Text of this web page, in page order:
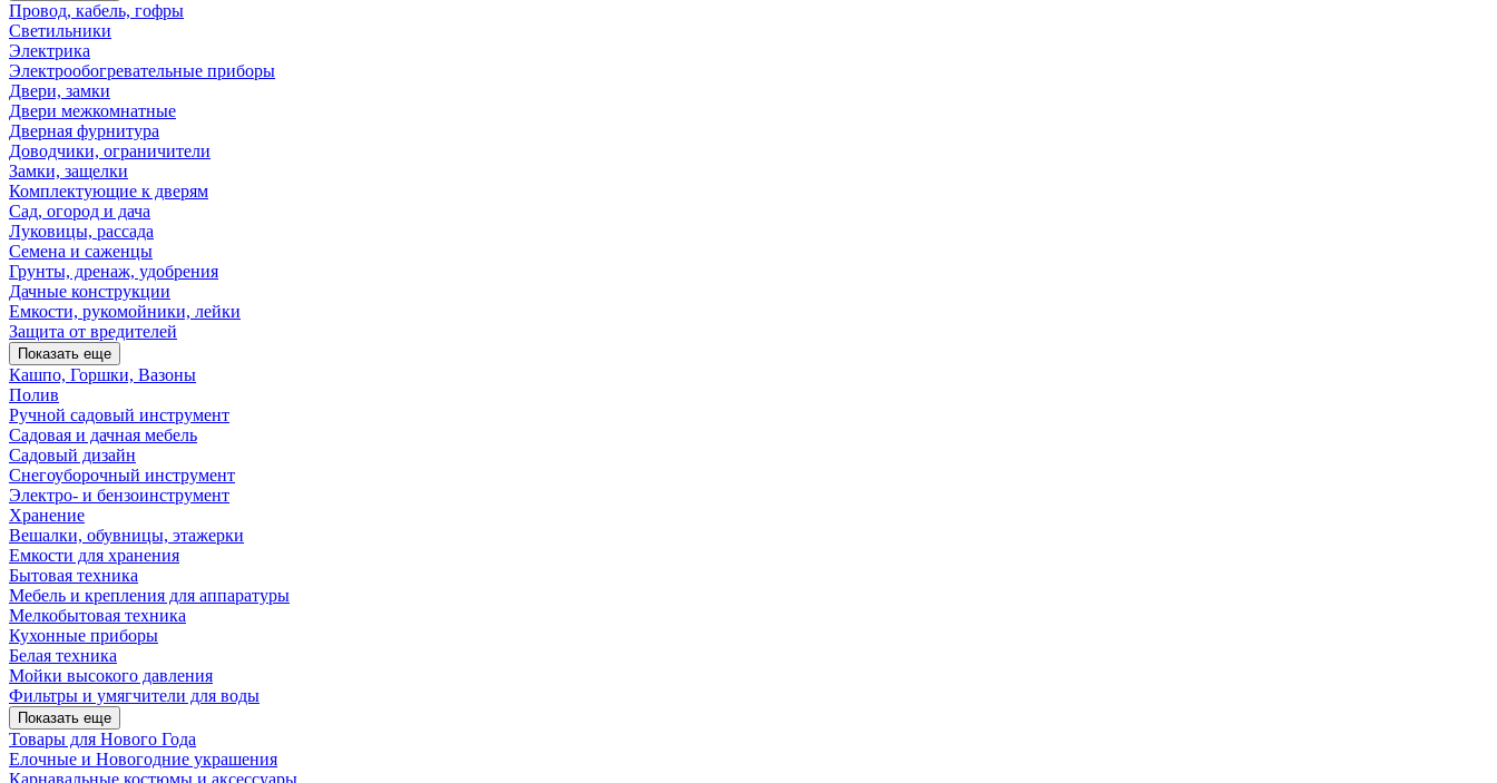
Провод, кабель, гофры
Светильники
Электрика
Электрообогревательные приборы
Двери, замки
Двери межкомнатные
Дверная фурнитура
Доводчики, ограничители
Замки, защелки
Комплектующие к дверям
Сад, огород и дача
Луковицы, рассада
Семена и саженцы
Грунты, дренаж, удобрения
Дачные конструкции
Емкости, рукомойники, лейки
Защита от вредителей
Показать еще
Кашпо, Горшки, Вазоны
Полив
Ручной садовый инструмент
Садовая и дачная мебель
Садовый дизайн
Снегоуборочный инструмент
Электро- и бензоинструмент
Хранение
Вешалки, обувницы, этажерки
Емкости для хранения
Бытовая техника
Мебель и крепления для аппаратуры
Мелкобытовая техника
Кухонные приборы
Белая техника
Мойки высокого давления
Фильтры и умягчители для воды
Показать еще
Товары для Нового Года
Елочные и Новогодние украшения
Карнавальные костюмы и аксессуары